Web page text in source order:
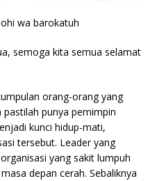
wa barokatuh
semoga kita semua selamat
orang-orang yang
punya pemimpin
kunci hidup-mati,
tersebut. Leader yang
yang sakit lumpuh
depan cerah. Sebaliknya